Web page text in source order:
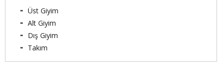
Üst Giyim
Alt Giyim
Dış Giyim
Takım